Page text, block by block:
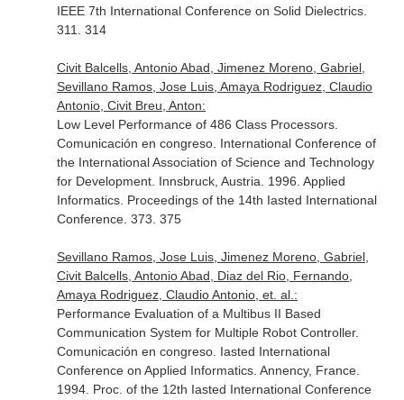
IEEE 7th International Conference on Solid Dielectrics.
311. 314
Civit Balcells, Antonio Abad, Jimenez Moreno, Gabriel,
Sevillano Ramos, Jose Luis, Amaya Rodriguez, Claudio
Antonio, Civit Breu, Anton:
Low Level Performance of 486 Class Processors.
Comunicación en congreso. International Conference of
the International Association of Science and Technology
for Development. Innsbruck, Austria. 1996. Applied
Informatics. Proceedings of the 14th Iasted International
Conference. 373. 375
Sevillano Ramos, Jose Luis, Jimenez Moreno, Gabriel,
Civit Balcells, Antonio Abad, Diaz del Rio, Fernando,
Amaya Rodriguez, Claudio Antonio, et. al.:
Performance Evaluation of a Multibus II Based
Communication System for Multiple Robot Controller.
Comunicación en congreso. Iasted International
Conference on Applied Informatics. Annency, France.
1994. Proc. of the 12th Iasted International Conference